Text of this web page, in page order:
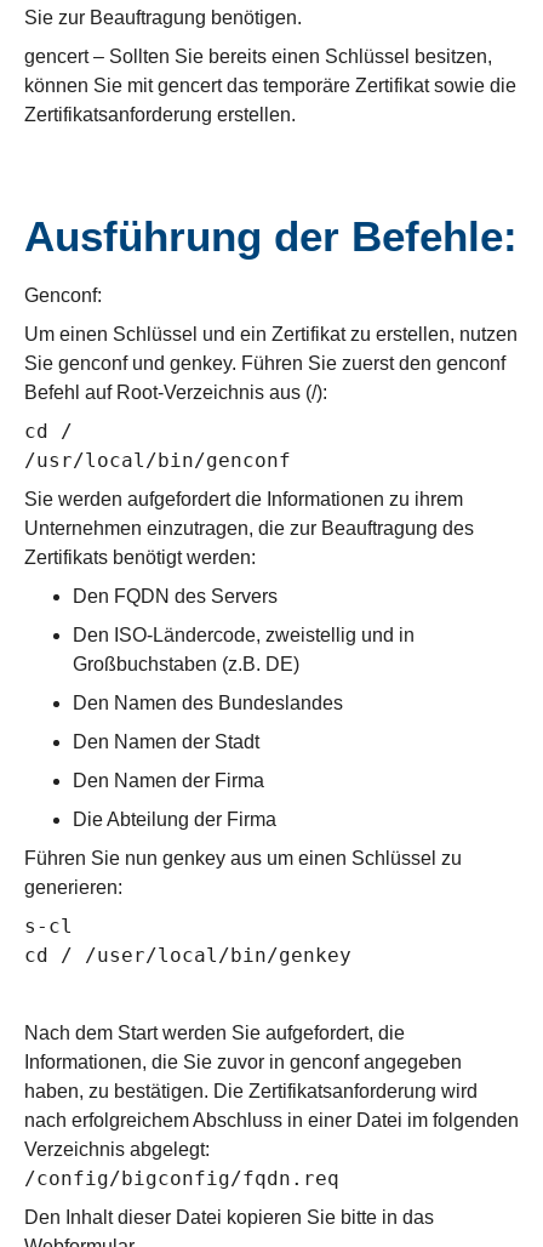
Sie zur Beauftragung benötigen.
gencert – Sollten Sie bereits einen Schlüssel besitzen,
können Sie mit gencert das temporäre Zertifikat sowie die
Zertifikatsanforderung erstellen.
Ausführung der Befehle:
Genconf:
Um einen Schlüssel und ein Zertifikat zu erstellen, nutzen
Sie genconf und genkey. Führen Sie zuerst den genconf
Befehl auf Root-Verzeichnis aus (/):
cd /
/usr/local/bin/genconf
Sie werden aufgefordert die Informationen zu ihrem
Unternehmen einzutragen, die zur Beauftragung des
Zertifikats benötigt werden:
Den FQDN des Servers
Den ISO-Ländercode, zweistellig und in
Großbuchstaben (z.B. DE)
Den Namen des Bundeslandes
Den Namen der Stadt
Den Namen der Firma
Die Abteilung der Firma
Führen Sie nun genkey aus um einen Schlüssel zu
generieren:
s-cl
cd / /user/local/bin/genkey
Nach dem Start werden Sie aufgefordert, die
Informationen, die Sie zuvor in genconf angegeben
haben, zu bestätigen. Die Zertifikatsanforderung wird
nach erfolgreichem Abschluss in einer Datei im folgenden
Verzeichnis abgelegt:
/config/bigconfig/fqdn.req
Den Inhalt dieser Datei kopieren Sie bitte in das